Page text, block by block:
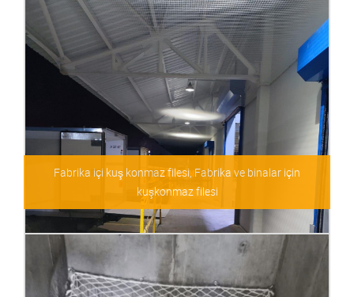
Fabrika içi kuş konmaz filesi, Fabrika ve binalar için
kuşkonmaz filesi